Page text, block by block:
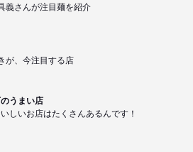
義さんが注目麺を紹介
が、今注目する店
うまい店
しいお店はたくさんあるんです！